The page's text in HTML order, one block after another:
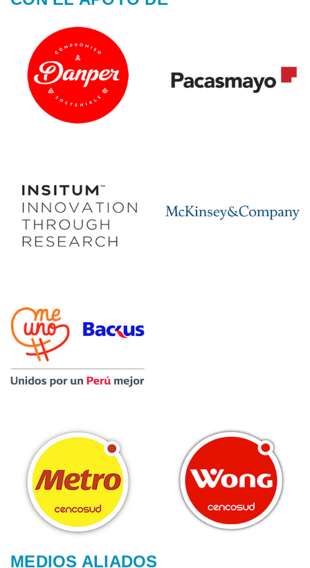
MEDIOS ALIADOS